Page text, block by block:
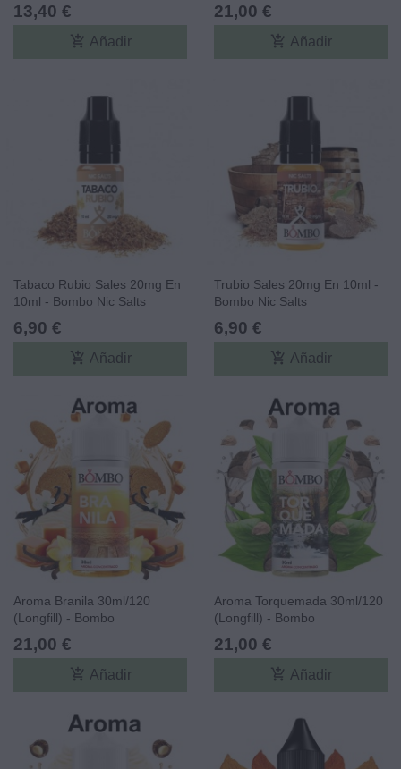
13,40 €
add_shopping_cart Añadir
21,00 €
add_shopping_cart Añadir
Tabaco Rubio Sales 20mg En
10ml - Bombo Nic Salts
6,90 €
add_shopping_cart Añadir
Trubio Sales 20mg En 10ml -
Bombo Nic Salts
6,90 €
add_shopping_cart Añadir
Aroma Branila 30ml/120
(Longfill) - Bombo
21,00 €
add_shopping_cart Añadir
Aroma Torquemada 30ml/120
(Longfill) - Bombo
21,00 €
add_shopping_cart Añadir